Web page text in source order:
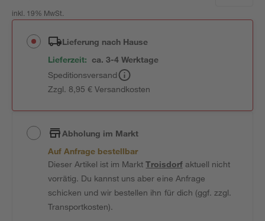
inkl. 19% MwSt.
Lieferung nach Hause
Lieferzeit: ca. 3-4 Werktage
Speditionsversand
Zzgl. 8,95 € Versandkosten
Abholung im Markt
Auf Anfrage bestellbar
Dieser Artikel ist im MarktTroisdorfaktuell nicht
vorrätig. Du kannst uns aber eine Anfrage
schicken und wir bestellen ihn für dich (ggf. zzgl.
Transportkosten).